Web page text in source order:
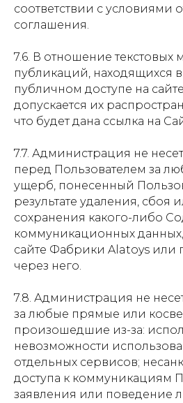
соответствии с условиями
соглашения.
7.6. В отношение текстовых
публикаций, находящихся
публичном доступе на
допускается их
что будет дана ссылка на
7.7. Администрация не
перед Пользователем за
ущерб, понесенный
результате удаления, сбоя
сохранения какого-либо
коммуникационных
сайте Фабрики Alatoys или
через него.
7.8. Администрация не
за любые прямые или
произошедшие из-за:
невозможности
отдельных сервисов;
доступа к коммуникациям
заявления или поведение